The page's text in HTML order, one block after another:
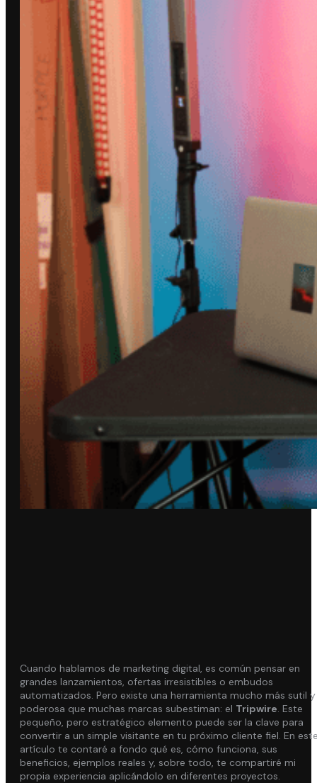
Cuando hablamos de marketing digital, es común pensar en
grandes lanzamientos, ofertas irresistibles o embudos
automatizados. Pero existe una herramienta mucho más sutil y
poderosa que muchas marcas subestiman: el Tripwire. Este
pequeño, pero estratégico elemento puede ser la clave para
convertir a un simple visitante en tu próximo cliente fiel. En
artículo te contaré a fondo qué es, cómo funciona, sus
beneficios, ejemplos reales y, sobre todo, te compartiré mi
propia experiencia aplicándolo en diferentes proyectos.